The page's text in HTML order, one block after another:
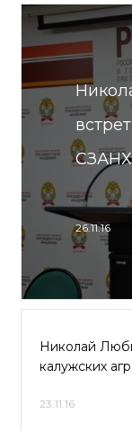
26.11.16
Николай
калужских
23.11.16